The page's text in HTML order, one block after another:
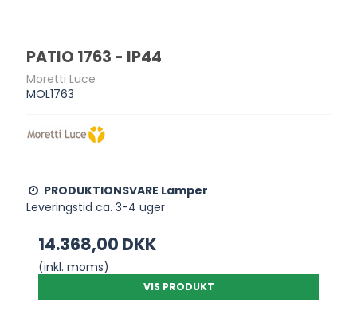
PATIO 1763 - IP44
Moretti Luce
MOL1763
PRODUKTIONSVARE Lamper
Leveringstid ca. 3-4 uger
14.368,00 DKK
(inkl. moms)
VIS PRODUKT